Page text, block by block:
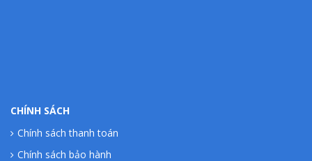
CHÍNH SÁCH
Chính sách thanh toán
Chính sách bảo hành